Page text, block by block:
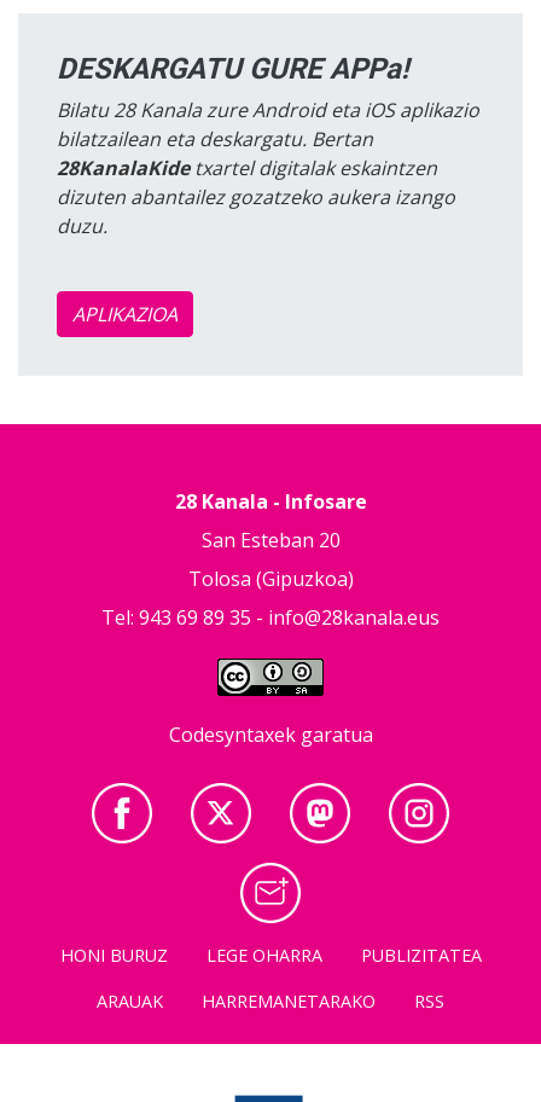
DESKARGATU GURE APPa!
Bilatu 28 Kanala zure Android eta iOS aplikazio
bilatzailean eta deskargatu. Bertan
28KanalaKidetxartel digitalak eskaintzen
dizuten abantailez gozatzeko aukera izango
duzu.
APLIKAZIOA
28 Kanala - Infosare
San Esteban 20
Tolosa (Gipuzkoa)
Tel: 943 69 89 35 - info@28kanala.eus
Codesyntaxek garatua
HONI BURUZ LEGE OHARRA
PUBLIZITATEA
ARAUAK
HARREMANETARAKO RSS